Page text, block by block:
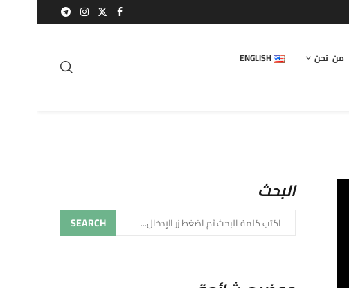
من نحن ENGLISH
البحث
SEARCH